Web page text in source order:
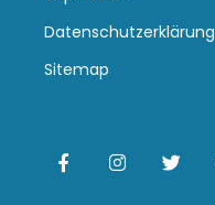
Datenschutzerklärung
Sitemap